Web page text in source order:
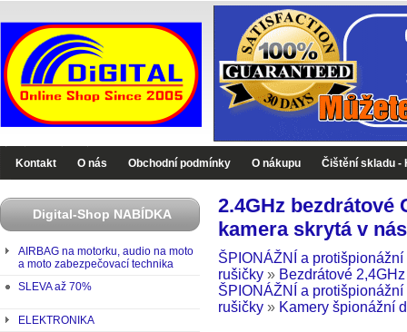
Kontakt O nás Obchodní podmínky O nákupu Čištění skladu -
Digital-Shop NABÍDKA
AIRBAG na motorku, audio na moto
a moto zabezpečovací technika
SLEVA až 70%
ELEKTRONIKA
2.4GHz bezdrátové
kamera skrytá v
ŠPIONÁŽNÍ a
rušičky » Bezdrátové
ŠPIONÁŽNÍ a
rušičky » Kamery špionážní